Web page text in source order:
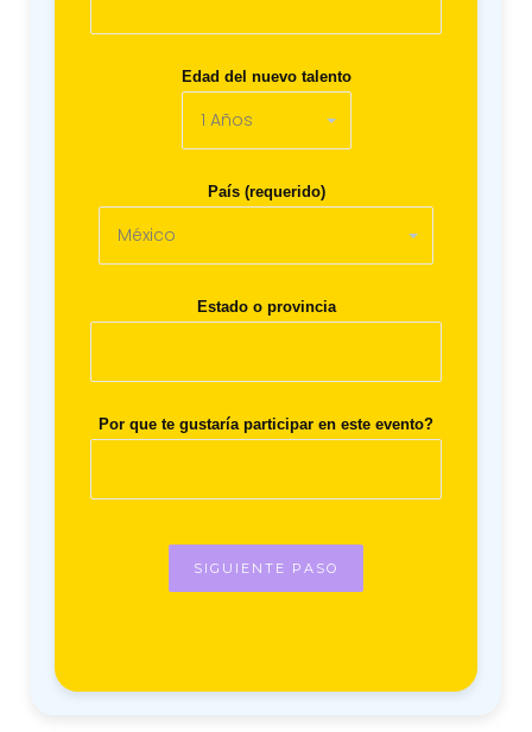
Edad del nuevo talento
País (requerido)
Estado o provincia
Por que te gustaría participar en este evento?